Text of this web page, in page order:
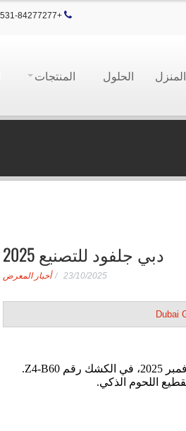
+86-531-84277277,+86-17805318937,+86-13905315168
المنزل الحلول المنتجات
دبي جلفود للتصنيع 2025
23/10/2025 أخبار المعرض